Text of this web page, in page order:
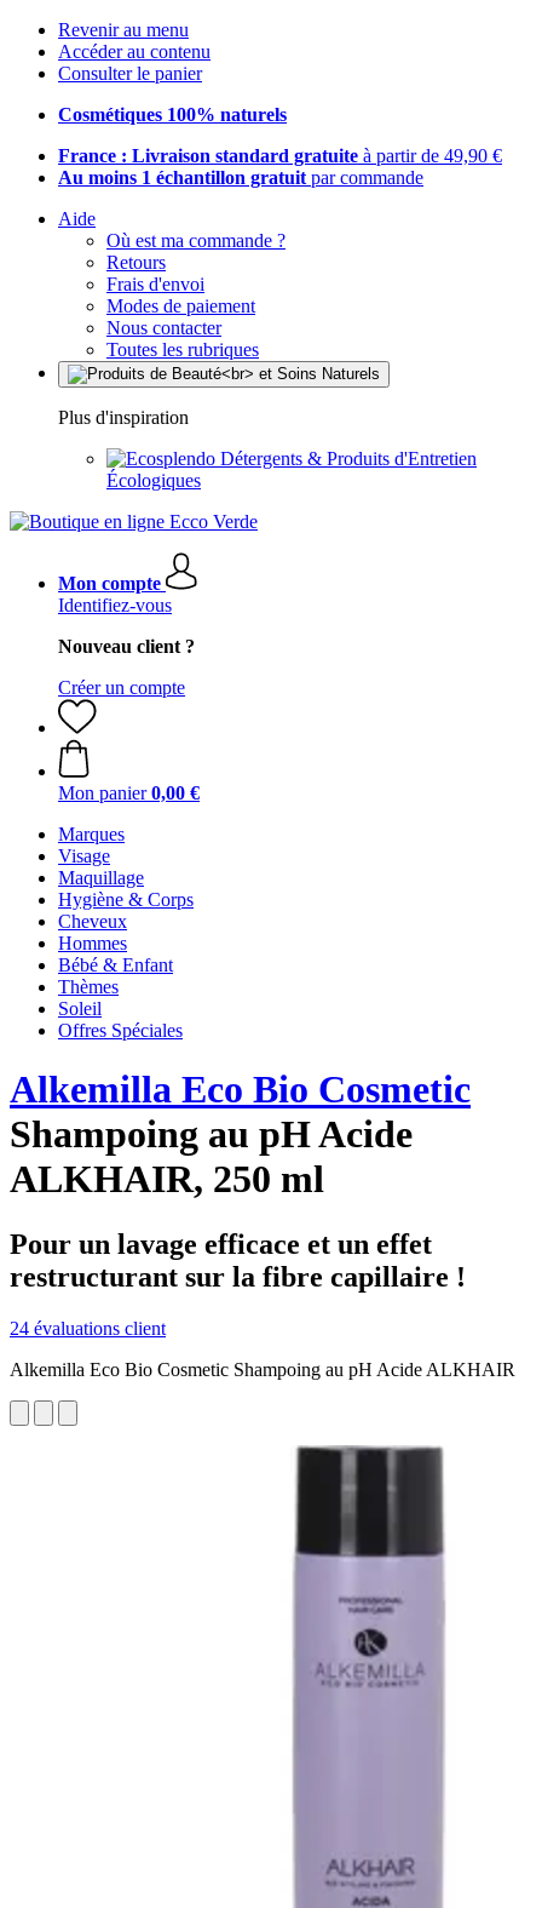
Revenir au menu
Accéder au contenu
Consulter le panier
Cosmétiques 100% naturels
France : Livraison standard gratuite à partir de 49,90 €
Au moins 1 échantillon gratuit par commande
Aide
Où est ma commande ?
Retours
Frais d'envoi
Modes de paiement
Nous contacter
Toutes les rubriques
Plus d'inspiration
Détergents & Produits d'Entretien
Écologiques
Mon compte
Identifiez-vous
Nouveau client ?
Créer un compte
Mon panier 0,00 €
Marques
Visage
Maquillage
Hygiène & Corps
Cheveux
Hommes
Bébé & Enfant
Thèmes
Soleil
Offres Spéciales
Alkemilla Eco Bio Cosmetic
Shampoing au pH Acide
ALKHAIR, 250 ml
Pour un lavage efficace et un effet
restructurant sur la fibre capillaire !
24 évaluations client
Alkemilla Eco Bio Cosmetic Shampoing au pH Acide ALKHAIR